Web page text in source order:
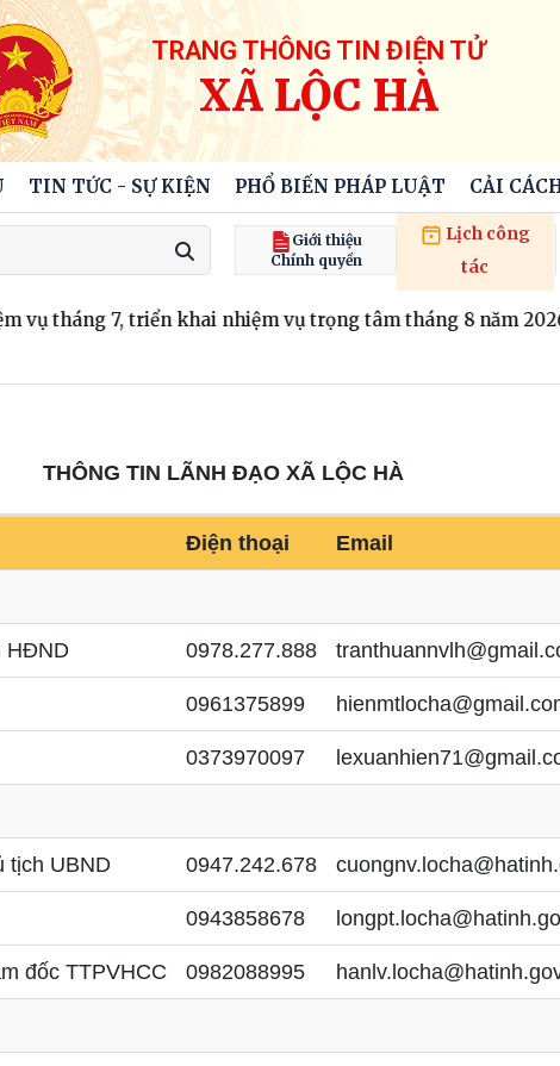
TRANG THÔNG TIN ĐIỆN TỬ
XÃ LỘC HÀ
TIN TỨC - SỰ KIỆN PHỔ BIẾN PHÁP LUẬT CẢI
Giới thiệu
Chính quyền
Lịch công
tác
tháng 7, triển khai nhiệm vụ trọng tâm tháng 8 năm 2026
THÔNG TIN LÃNH ĐẠO XÃ LỘC HÀ
Điện thoại Email
HĐND 0978.277.888
0961375899
0373970097
tịch UBND 0947.242.678
0943858678
đốc TTPVHCC 0982088995